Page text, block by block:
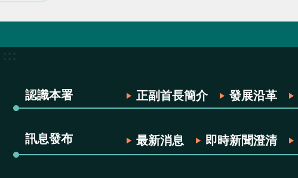
認識本署 正副首長簡介 發展沿革
訊息發布 最新消息 即時新聞澄清